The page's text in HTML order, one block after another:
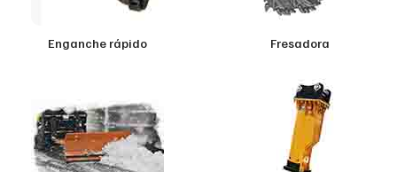
Enganche rápido Fresadora